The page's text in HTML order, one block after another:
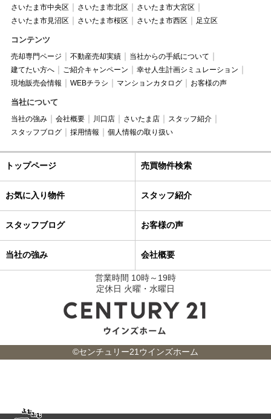
さいたま市中央区
さいたま市北区
さいたま市大宮区
さいたま市見沼区
さいたま市桜区 さいたま市西区 足立区
コンテンツ
売却専門ページ 不動産売却実績
当社からの手紙について
建てたい方へ
ご紹介キャンペーン
幸せ人生計画シミュレーション
現地販売会情報
WEBチラシ マンションカタログ お客様の声
当社について
当社の強み 会社概要 川口店 さいたま店
スタッフ紹介
スタッフブログ
採用情報 個人情報の取り扱い
トップページ 売買物件検索
お気に入り物件 スタッフ紹介
スタッフブログ お客様の声
当社の強み 会社概要
営業時間 10時～19時
定休日 火曜・水曜日
©センチュリー21ウインズホーム